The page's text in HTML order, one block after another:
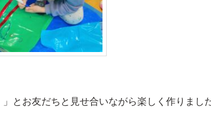
とお友だちと見せ合いながら楽しく作りまし